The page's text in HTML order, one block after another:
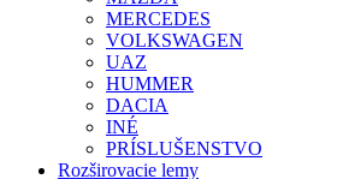
MERCEDES
VOLKSWAGEN
UAZ
HUMMER
DACIA
INÉ
PRÍSLUŠENSTVO
Rozširovacie lemy